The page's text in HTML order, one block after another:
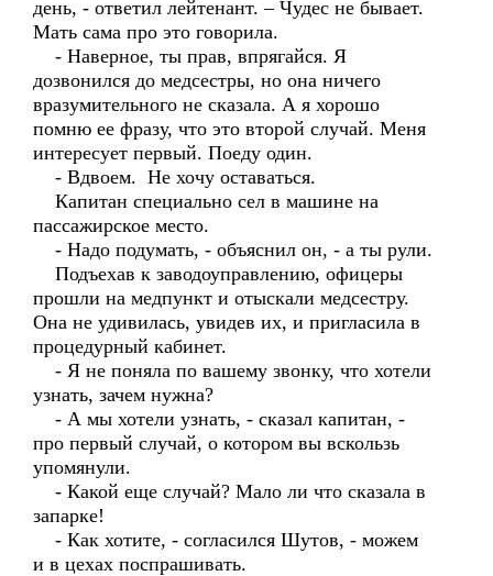
день, - ответил лейтенант. – Чудес не бывает.
Мать сама про это говорила.
- Наверное, ты прав, впрягайся. Я
дозвонился до медсестры, но она ничего
вразумительного не сказала. А я хорошо
помню ее фразу, что это второй случай. Меня
интересует первый. Поеду один.
- Вдвоем. Не хочу оставаться.
Капитан специально сел в машине на
пассажирское место.
- Надо подумать, - объяснил он, - а ты рули.
Подъехав к заводоуправлению, офицеры
прошли на медпункт и отыскали медсестру.
Она не удивилась, увидев их, и пригласила в
процедурный кабинет.
- Я не поняла по вашему звонку, что хотели
узнать, зачем нужна?
- А мы хотели узнать, - сказал капитан, -
про первый случай, о котором вы вскользь
упомянули.
- Какой еще случай? Мало ли что сказала в
запарке!
- Как хотите, - согласился Шутов, - можем
и в цехах поспрашивать.